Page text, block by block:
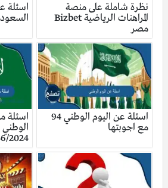
نظرة شاملة على منصة
المراهنات الرياضية Bizbet
مصر
اسئلة
السعودي 94 مع
اسئلة عن اليوم الوطني 94
مع اجوبتها
اسئلة
2024